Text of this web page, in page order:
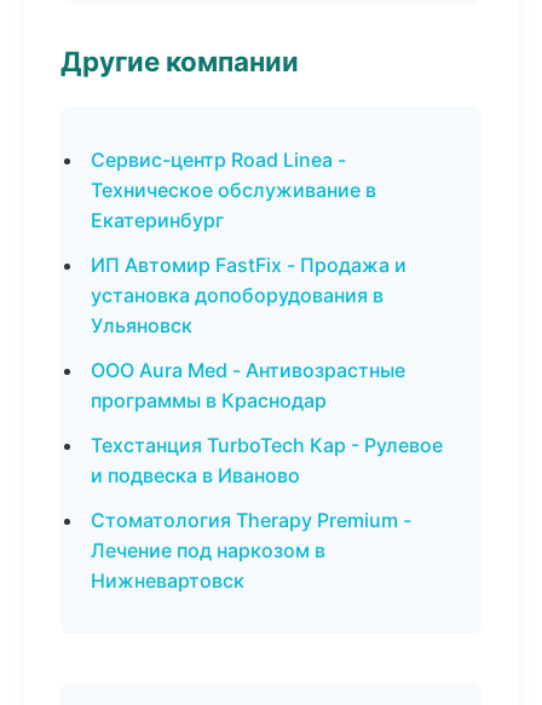
Другие компании
Сервис-центр Road Linea -
Техническое обслуживание в
Екатеринбург
ИП Автомир FastFix - Продажа и
установка допоборудования в
Ульяновск
ООО Aura Med - Антивозрастные
программы в Краснодар
Техстанция TurboTech Кар - Рулевое
и подвеска в Иваново
Стоматология Therapy Premium -
Лечение под наркозом в
Нижневартовск